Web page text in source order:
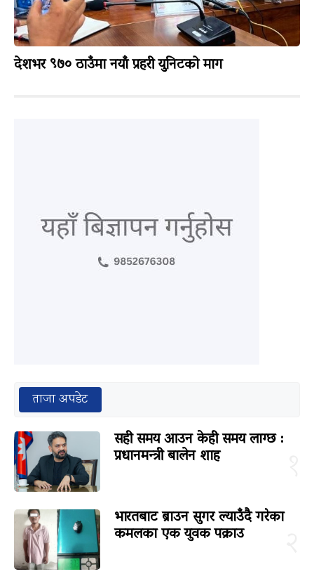
देशभर ९७० ठाउँमा नयाँ प्रहरी युनिटको माग
ताजा अपडेट
सही समय आउन केही समय लाग्छ :
प्रधानमन्त्री बालेन शाह
भारतबाट ब्राउन सुगर ल्याउँदै गरेका
कमलका एक युवक पक्राउ